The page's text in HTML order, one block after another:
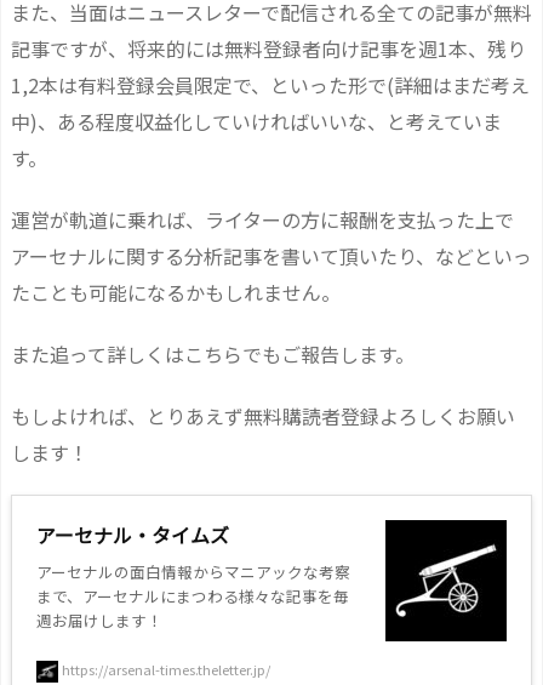
また、当面はニュースレターで配信される全ての記事が無料
記事ですが、将来的には無料登録者向け記事を週1本、残り
1,2本は有料登録会員限定で、といった形で(詳細はまだ考え
中)、ある程度収益化していければいいな、と考えていま
す。
運営が軌道に乗れば、ライターの方に報酬を支払った上で
アーセナルに関する分析記事を書いて頂いたり、などといっ
たことも可能になるかもしれません。
また追って詳しくはこちらでもご報告します。
もしよければ、とりあえず無料購読者登録よろしくお願い
します！
アーセナル・タイムズ
アーセナルの面白情報からマニアックな考察
まで、アーセナルにまつわる様々な記事を毎
週お届けします！
https://arsenal-times.theletter.jp/